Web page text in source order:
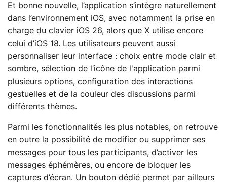
Et bonne nouvelle, l’application s’intègre naturellement
dans l’environnement iOS, avec notamment la prise en
charge du clavier iOS 26, alors que X utilise encore
celui d’iOS 18. Les utilisateurs peuvent aussi
personnaliser leur interface : choix entre mode clair et
sombre, sélection de l’icône de l'application parmi
plusieurs options, configuration des interactions
gestuelles et de la couleur des discussions parmi
différents thèmes.
Parmi les fonctionnalités les plus notables, on retrouve
en outre la possibilité de modifier ou supprimer ses
messages pour tous les participants, d’activer les
messages éphémères, ou encore de bloquer les
captures d’écran. Un bouton dédié permet par ailleurs